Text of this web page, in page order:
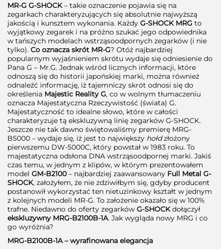
MR-G G-SHOCK– takie oznaczenie pojawia się na
zegarkach charakteryzujących się absolutnie najwyższą
jakością i kunsztem wykonania. Każdy G-SHOCK MRG to
wyjątkowy zegarek i na próżno szukać jego odpowiednika
w tańszych modelach wstrząsoodpornych zegarków (i nie
tylko). Co oznacza skrót MR-G? Otóż najbardziej
popularnym wyjaśnieniem skrótu wydaje się odniesienie do
Pana G – Mr.G. Jednak wśród licznych informacji, które
odnoszą się do historii japońskiej marki, można również
odnaleźć informację, iż tajemniczy skrót odnosi się do
określenia Majestic Reality G, co w wolnym tłumaczeniu
oznacza Majestatyczna Rzeczywistość (świata) G.
Majestatyczność to idealne słowo, które w całości
charakteryzuje tą ekskluzywną linię zegarków G-SHOCK.
Jeszcze nie tak dawno świętowaliśmy premierę MRG-
B5000 – wydaje się, iż jest to największy hołdzłożony
pierwszemu DW-5000C, który powstał w 1983 roku. To
majestatyczna odsłona DNA wstrząsoodpornej marki. Jakiś
czas temu, w jednym z klipów, w którym prezentowałem
model GM-B2100 – najbardziej zaawansowany Full Metal G-
SHOCK, założyłem, że nie zdziwiłbym się, gdyby producent
postanowił wykorzystać ten nietuzinkowy kształt w jednym
z kolejnych modeli MR-G. To założenie okazało się w 100%
trafne. Niedawno do oferty zegarków G-SHOCKdołączył
ekskluzywny MRG-B2100B-1A. Jak wygląda nowy MRG i co
go wyróżnia?
MRG-B2100B-1A – wyrafinowana elegancja